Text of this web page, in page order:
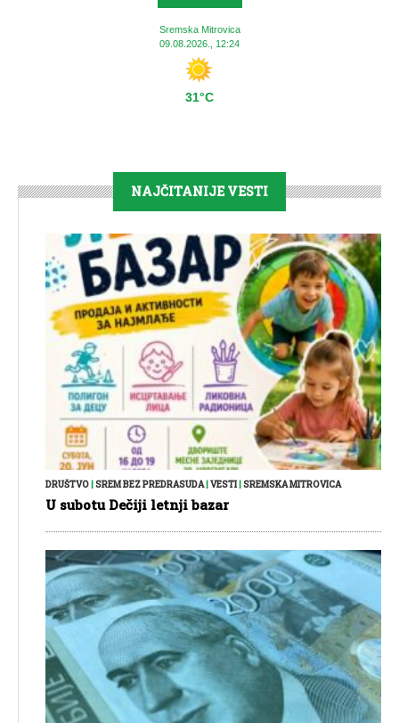
Sremska Mitrovica
09.08.2026., 12:24
31°C
NAJČITANIJE VESTI
DRUŠTVO SREM BEZ PREDRASUDA| VESTI| SREMSKA MITROVICA
U subotu Dečiji letnji bazar